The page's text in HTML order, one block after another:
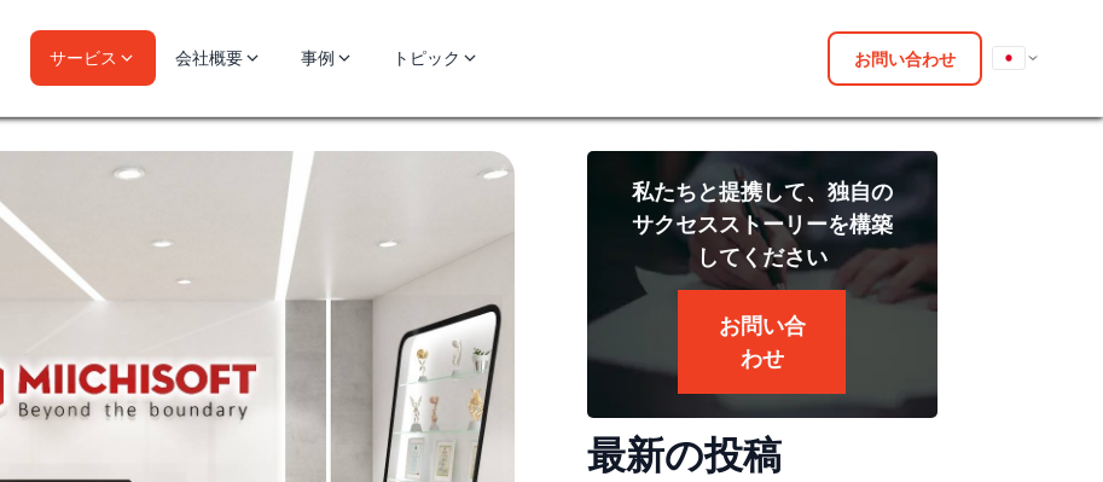
サービス 会社概要 事例 トピック お問い合わせ
私たちと提携して、独自の
サクセスストーリーを構築
してください
お問い合
わせ
最新の投稿